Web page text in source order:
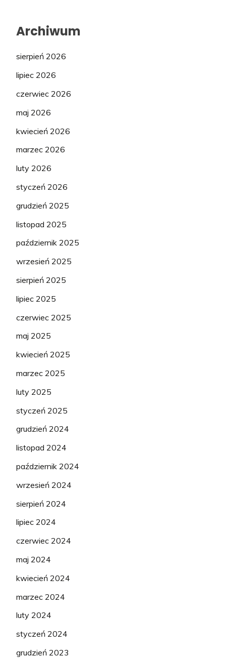
Archiwum
sierpień 2026
lipiec 2026
czerwiec 2026
maj 2026
kwiecień 2026
marzec 2026
luty 2026
styczeń 2026
grudzień 2025
listopad 2025
październik 2025
wrzesień 2025
sierpień 2025
lipiec 2025
czerwiec 2025
maj 2025
kwiecień 2025
marzec 2025
luty 2025
styczeń 2025
grudzień 2024
listopad 2024
październik 2024
wrzesień 2024
sierpień 2024
lipiec 2024
czerwiec 2024
maj 2024
kwiecień 2024
marzec 2024
luty 2024
styczeń 2024
grudzień 2023